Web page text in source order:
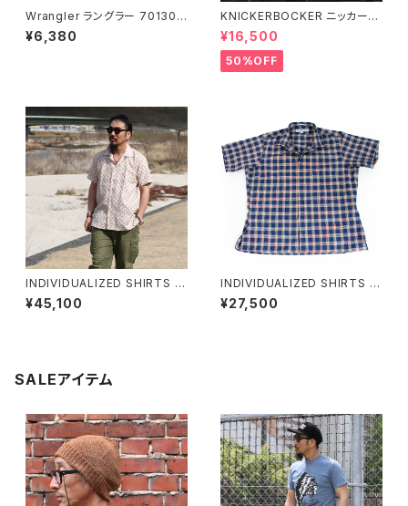
Wrangler ラングラー 70130M
W シャンブレー 長袖シャツ ウ
エスタンシャツ
¥6,380
KNICKERBOCKER ニッカーボ
ッカー コーデュロイチョアシャツ
全2色
¥16,500
50%OFF
INDIVIDUALIZED SHIRTS イ
ンディビジュアライズドシャツ Vi
ntage Linen Camp Collar S
¥45,100
INDIVIDUALIZED SHIRTS イ
ンディビジュアライズドシャツ キ
ャンプカラー コットン チェック
¥27,500
SALEアイテム